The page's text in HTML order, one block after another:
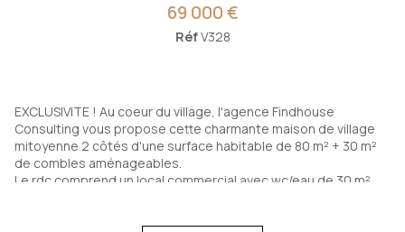
69 000 €
RéfV328
EXCLUSIVITE ! Au coeur du village, l'agence Findhouse
Consulting vous propose cette charmante maison de village
mitoyenne 2 côtés d'une surface habitable de 80 m² + 30 m²
de combles aménageables.
Le rdc comprend un local commercial avec wc/eau de 30 m²